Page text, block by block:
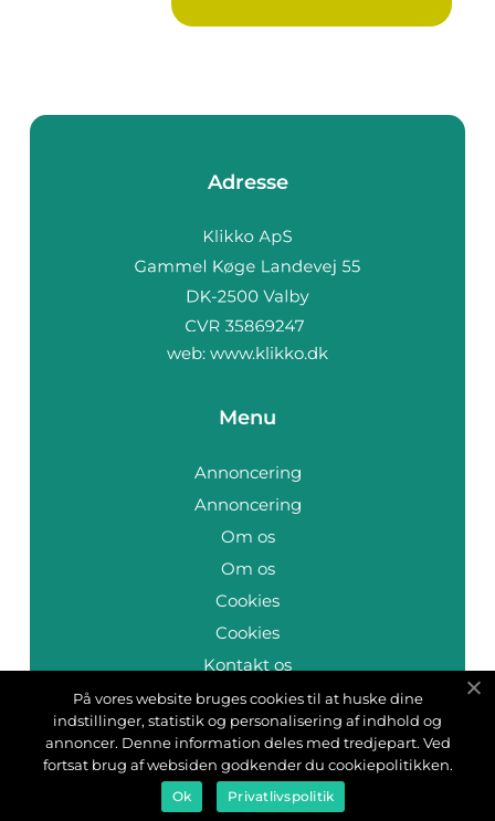
Adresse
web: www.klikko.dk
Menu
Annoncering
Annoncering
Om os
Om os
Cookies
Cookies
Kontakt os
Kontakt os
Sitemap
Sitemap
På vores website bruges cookies til at huske dine
indstillinger, statistik og personalisering af indhold og
annoncer. Denne information deles med tredjepart. Ved
fortsat brug af websiden godkender du cookiepolitikken.
Ok Privatlivspolitik